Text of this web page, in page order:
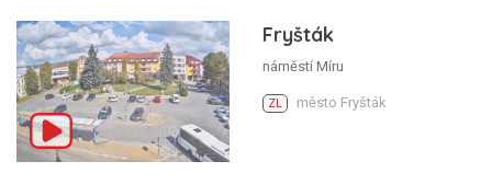
Fryšták
náměstí Míru
ZL město Fryšták